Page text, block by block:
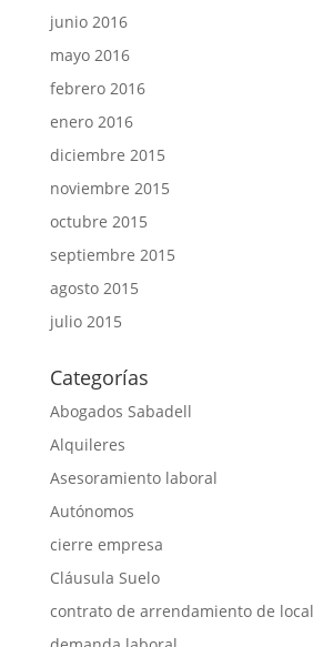
junio 2016
mayo 2016
febrero 2016
enero 2016
diciembre 2015
noviembre 2015
octubre 2015
septiembre 2015
agosto 2015
julio 2015
Categorías
Abogados Sabadell
Alquileres
Asesoramiento laboral
Autónomos
cierre empresa
Cláusula Suelo
contrato de arrendamiento de local